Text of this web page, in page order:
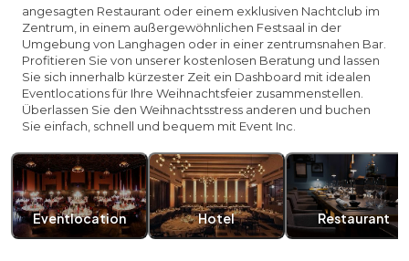
angesagten Restaurant oder einem exklusiven Nachtclub im
Zentrum, in einem außergewöhnlichen Festsaal in der
Umgebung von Langhagen oder in einer zentrumsnahen Bar.
Profitieren Sie von unserer kostenlosen Beratung und lassen
Sie sich innerhalb kürzester Zeit ein Dashboard mit idealen
Eventlocations für Ihre Weihnachtsfeier zusammenstellen.
Überlassen Sie den Weihnachtsstress anderen und buchen
Sie einfach, schnell und bequem mit Event Inc.
Eventlocation Hotel Restaurant